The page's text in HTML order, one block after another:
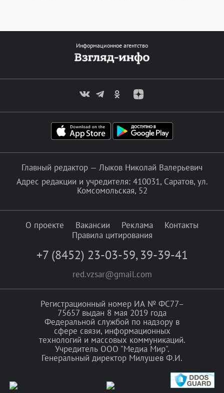
Информационное агентство
Главный редактор — Лыков Николай Валерьевич
Адрес редакции и учредителя: 410031, Саратов, ул.
Комсомольская, 52
О проекте Вакансии Реклама
Контакты
Правила цитирования
+7 (8452) 23-03-59, 39-39-41
red.vzsar@gmail.com
Регистрационный номер ИА № ФС77–
75657 выдан 8 мая 2019 года
Федеральной службой по надзору в
сфере связи, информационных
технологий и массовых коммуникаций.
Учредитель ООО "Медиа Мир".
Генеральный директор Милушев Ф.И.